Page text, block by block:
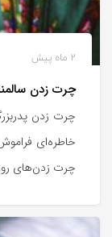
2 ماه پیش
چرت زدن
چرت زدن
خاطره‌ای
چرت زدن‌های